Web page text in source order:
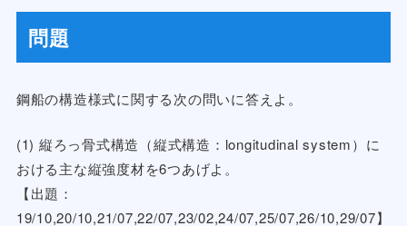
問題
鋼船の構造様式に関する次の問いに答えよ。
(1) 縦ろっ骨式構造（縦式構造：longitudinal system）に
おける主な縦強度材を6つあげよ。
【出題：
19/10,20/10,21/07,22/07,23/02,24/07,25/07,26/10,29/07】